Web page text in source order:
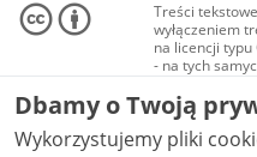
Treści
wyłączeniem
na licencji
- na tych
Materiały
audio i wideo,
Creative
niekomercyjne
Dbamy o Twoją
Wykorzystujemy pliki